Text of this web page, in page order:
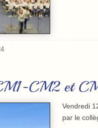
CM2 et
Vendredi
par le